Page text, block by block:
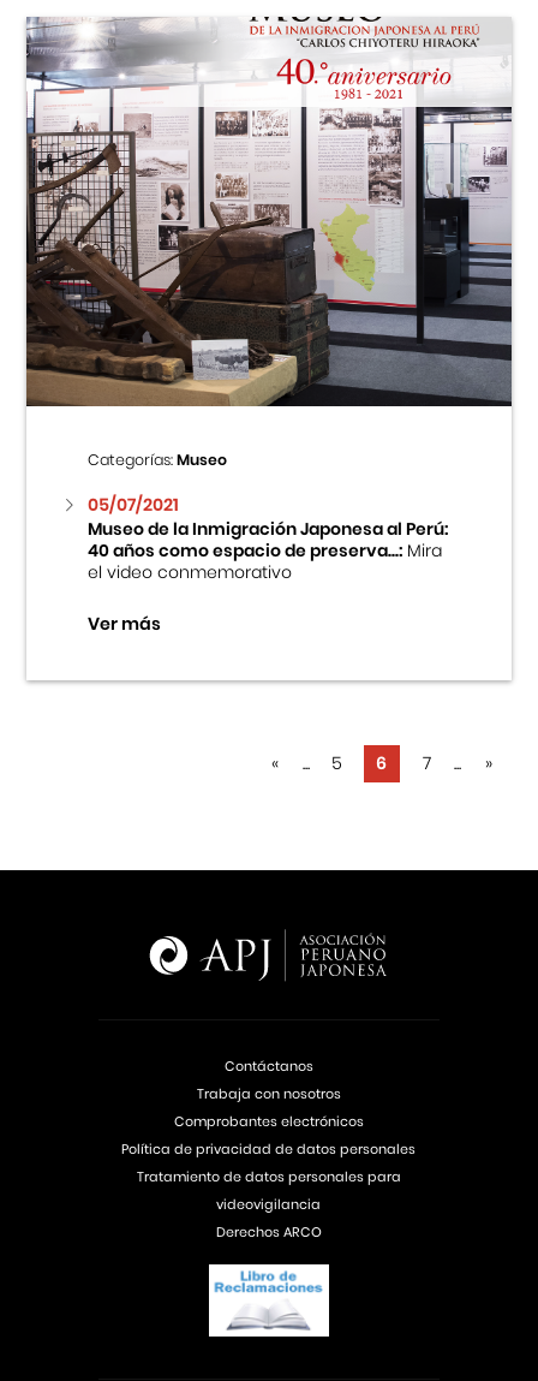
Categorías:Museo
05/07/2021
Museo de la Inmigración Japonesa al Perú:
40 años como espacio de preserva...:Mira
el video conmemorativo
Ver más
« ... 5 6 7 ... »
Contáctanos
Trabaja con nosotros
Comprobantes electrónicos
Política de privacidad de datos personales
Tratamiento de datos personales para
videovigilancia
Derechos ARCO